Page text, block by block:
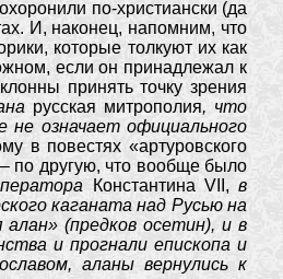
по-христиански (да
И, наконец, напомним, что
которые толкуют их как
если он принадлежал к
принять точку зрения
русская митрополия, что
не означает официального
в повестях «артуровского
– по другую, что вообще было
Константина VII,в
каганата над Русью на
(предков осетин), и в
и прогнали епископа и
аланы вернулись к